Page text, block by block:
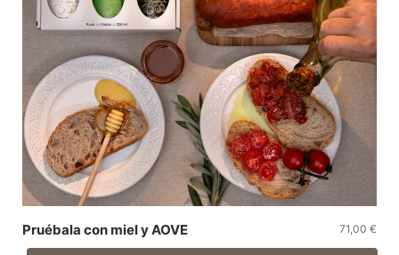
Pruébala con miel y AOVE 71,00 €